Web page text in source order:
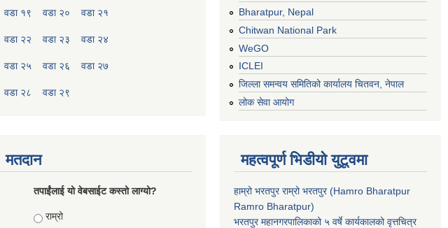
वडा १९ वडा २० वडा २१
वडा २२ वडा २३ वडा २४
वडा २५ वडा २६ वडा २७
वडा २८ वडा २९
Bharatpur, Nepal
Chitwan National Park
WeGO
ICLEI
जिल्ला समन्वय समितिको कार्यालय चितवन, नेपाल
लोक सेवा आयोग
मतदान
तपाईंलाई यो वेबसाईट कस्तो लाग्यो?
Choices
राम्रो
महत्वपूर्ण भिडीयो युटूवमा
हाम्रो भरतपुर राम्रो भरतपुर (Hamro Bharatpur
Ramro Bharatpur)
भरतपुर महानगरपालिकाको ५ वर्षे कार्यकालको वृत्तचित्र